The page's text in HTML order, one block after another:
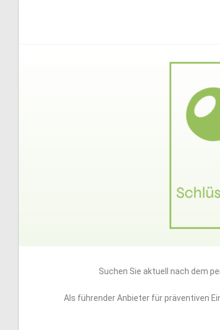
Suchen Sie aktuell nach dem
Als führender Anbieter für präventiven